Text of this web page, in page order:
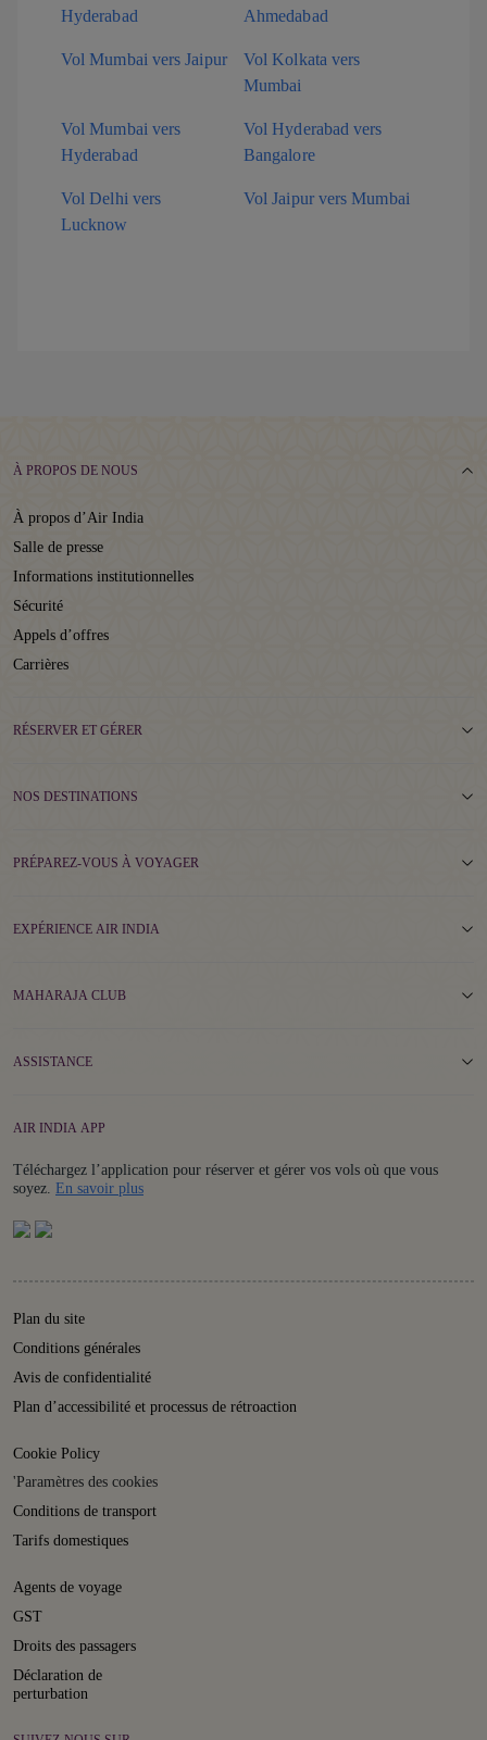
Hyderabad
Ahmedabad
Vol Mumbai vers Jaipur
Vol Kolkata vers
Mumbai
Vol Mumbai vers
Hyderabad
Vol Hyderabad vers
Bangalore
Vol Delhi vers
Lucknow
Vol Jaipur vers Mumbai
À PROPOS DE NOUS
À propos d’Air India
Salle de presse
Informations institutionnelles
Sécurité
Appels d’offres
Carrières
RÉSERVER ET GÉRER
NOS DESTINATIONS
PRÉPAREZ-VOUS À VOYAGER
EXPÉRIENCE AIR INDIA
MAHARAJA CLUB
ASSISTANCE
AIR INDIA APP
Téléchargez l’application pour réserver et gérer vos vols où que vous
soyez. En savoir plusDetails
Plan du site
Conditions générales
Avis de confidentialité
Plan d’accessibilité et processus de rétroaction
Cookie Policy
'Paramètres des cookies
Conditions de transport
Tarifs domestiques
Agents de voyage
GST
Droits des passagers
Déclaration de
perturbation